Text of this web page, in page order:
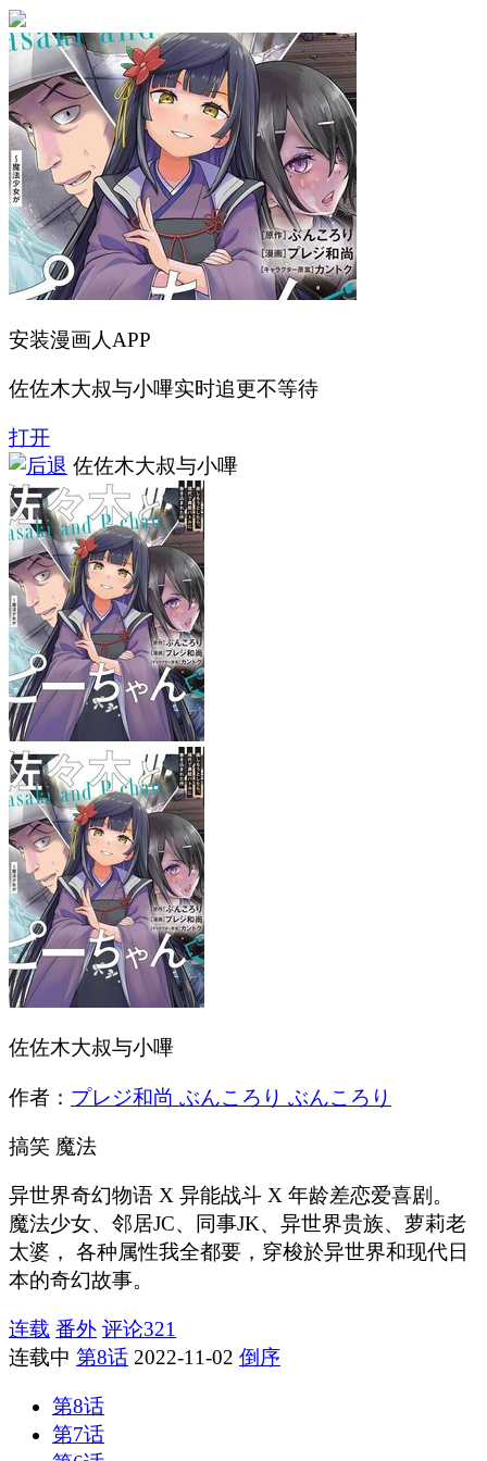
安装漫画人APP
佐佐木大叔与小嗶实时追更不等待
打开
佐佐木大叔与小嗶
佐佐木大叔与小嗶
作者： プレジ和尚 ぶんころり ぶんころり
搞笑 魔法
异世界奇幻物语 X 异能战斗 X 年龄差恋爱喜剧。
魔法少女、邻居JC、同事JK、异世界贵族、萝莉老
太婆， 各种属性我全都要，穿梭於异世界和现代日
本的奇幻故事。
连载 番外 评论321
连载中 第8话 2022-11-02 倒序
第8话
第7话